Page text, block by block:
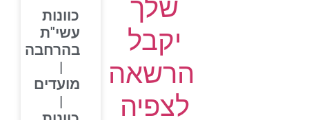
שלך
יקבל
הרשאה
לצפיה
כוונות
עשי"ת
בהרחבה
מועדים